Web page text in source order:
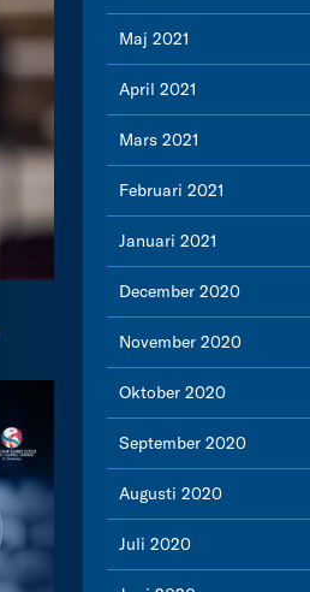
Maj 2021
April 2021
Mars 2021
Februari 2021
Januari 2021
December 2020
November 2020
Oktober 2020
September 2020
Augusti 2020
Juli 2020